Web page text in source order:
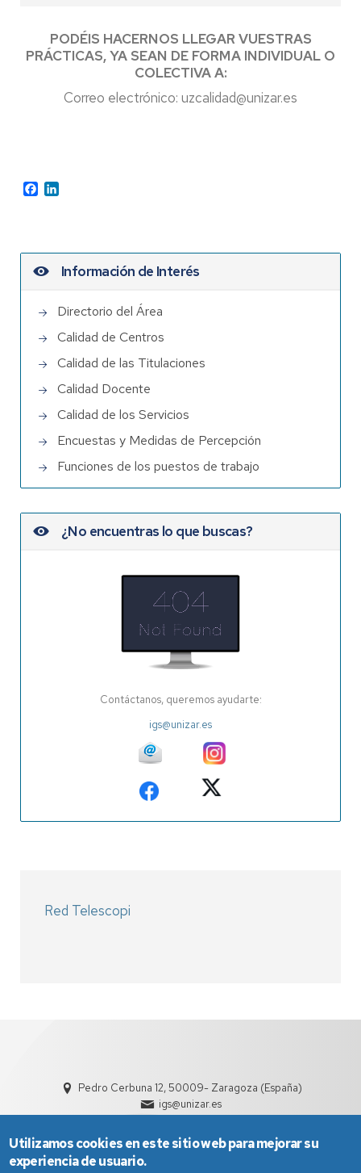
PODÉIS HACERNOS LLEGAR VUESTRAS
PRÁCTICAS, YA SEAN DE FORMA INDIVIDUAL O
COLECTIVA A:
Correo electrónico: uzcalidad@unizar.es
Facebook
Información de Interés
Directorio del Área
Calidad de Centros
Calidad de las Titulaciones
Calidad Docente
Calidad de los Servicios
Encuestas y Medidas de Percepción
Funciones de los puestos de trabajo
¿No encuentras lo que buscas?
Contáctanos, queremos ayudarte:
igs@unizar.es
Red Telescopi
Pedro Cerbuna 12, 50009- Zaragoza (España)
igs@unizar.es
Utilizamos cookies en este sitio web para mejorar su
experiencia de usuario.